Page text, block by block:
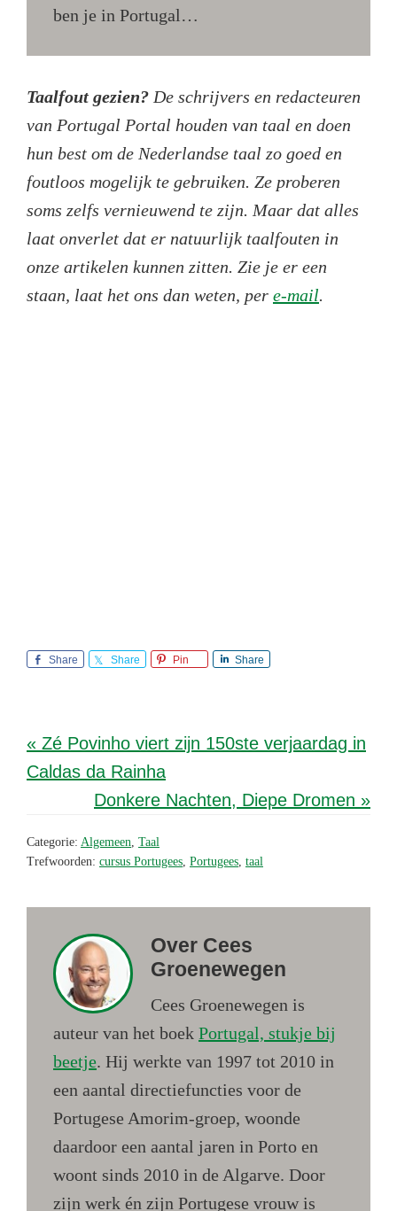
ben je in Portugal…
Taalfout gezien? De schrijvers en redacteuren
van Portugal Portal houden van taal en doen
hun best om de Nederlandse taal zo goed en
foutloos mogelijk te gebruiken. Ze proberen
soms zelfs vernieuwend te zijn. Maar dat alles
laat onverlet dat er natuurlijk taalfouten in
onze artikelen kunnen zitten. Zie je er een
staan, laat het ons dan weten, per e-mail.
Share Share Pin Share
« Zé Povinho viert zijn 150ste verjaardag in
Caldas da Rainha
Donkere Nachten, Diepe Dromen »
Categorie: Algemeen Taal
Trefwoorden: cursus Portugees Portugees taal
Over Cees
Groenewegen
Cees Groenewegen is
auteur van het boek Portugal, stukje bij
beetje. Hij werkte van 1997 tot 2010 in
een aantal directiefuncties voor de
Portugese Amorim-groep, woonde
daardoor een aantal jaren in Porto en
woont sinds 2010 in de Algarve. Door
zijn werk én zijn Portugese vrouw is